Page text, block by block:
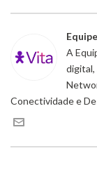
A
digital,
Conectividade e